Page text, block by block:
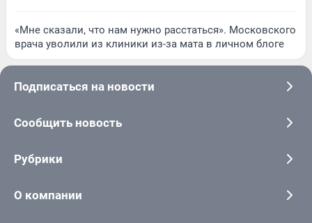
«Мне сказали, что нам нужно расстаться». Московского
врача уволили из клиники из-за мата в личном блоге
Подписаться на новости
Сообщить новость
Рубрики
О компании